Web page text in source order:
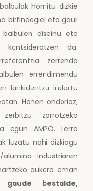
hornitu dizkie
birfindegiei eta gaur
diseinu eta
kontsideratzen da.
zerrenda
errendimendu
lankidentza indartu
Honen ondorioz,
zerbitzu zorrotzeko
egun AMPO. Lerro
luzatu nahi dizkiogu
alumina industriaren
aukera eman
gaude bestalde,